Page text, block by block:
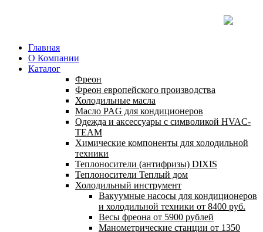
Главная
О Компании
Каталог
Фреон
Фреон европейского производства
Холодильные масла
Масло PAG для кондиционеров
Одежда и аксессуары с символикой HVAC-
TEAM
Химические компоненты для холодильной
техники
Теплоносители (антифризы) DIXIS
Теплоносители Теплый дом
Холодильный инструмент
Вакуумные насосы для кондиционеров
и холодильной техники от 8400 руб.
Весы фреона от 5900 рублей
Манометрические станции от 1350